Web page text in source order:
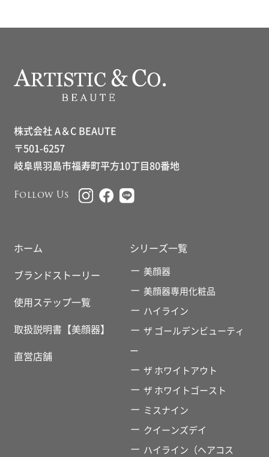
株式会社 A＆C BEAUTE
〒501-6257
岐阜県羽島市福寿町平方10丁目80番地
Follow Us
ホーム
ブランドストーリー
使用ステップ一覧
取扱説明書【美顔器】
直営店舗
シリーズ一覧
美顔器
美顔器専用化粧品
ハイライン
ザ ゴールデンビューティ
ー
ザ ホワイトアウト
ザ ホワイトゴースト
ミスナイン
クイーンズデイ
ハイライン（ヘアコス